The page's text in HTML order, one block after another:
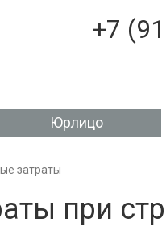
+7
Юрлицо
затраты
при